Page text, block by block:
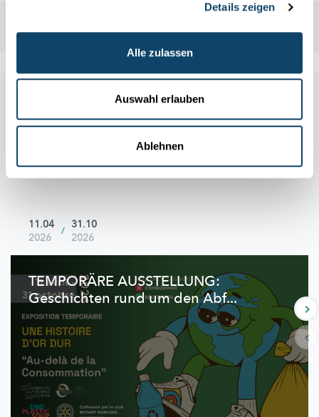
Details zeigen
Alle zulassen
Auswahl erlauben
Ablehnen
Other scientific events
11.04
2026
/
31.10
2026
TEMPORÄRE AUSSTELLUNG:
Geschichten rund um den Abf...